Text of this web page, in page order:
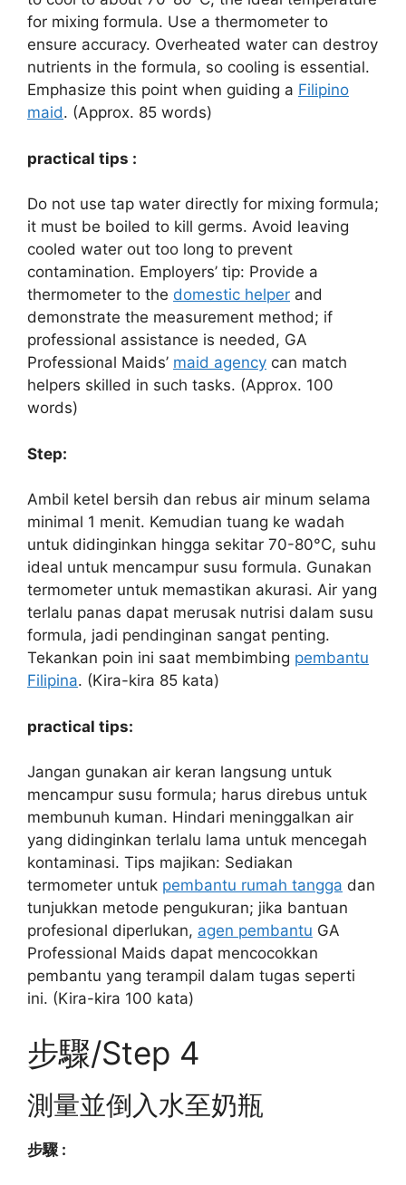
for mixing formula. Use a thermometer to
ensure accuracy. Overheated water can destroy
nutrients in the formula, so cooling is essential.
Emphasize this point when guiding a Filipino
maid. (Approx. 85 words)
practical tips :
Do not use tap water directly for mixing formula;
it must be boiled to kill germs. Avoid leaving
cooled water out too long to prevent
contamination. Employers’ tip: Provide a
thermometer to the domestic helper and
demonstrate the measurement method; if
professional assistance is needed, GA
Professional Maids’ maid agency can match
helpers skilled in such tasks. (Approx. 100
words)
Step:
Ambil ketel bersih dan rebus air minum selama
minimal 1 menit. Kemudian tuang ke wadah
untuk didinginkan hingga sekitar 70-80°C, suhu
ideal untuk mencampur susu formula. Gunakan
termometer untuk memastikan akurasi. Air yang
terlalu panas dapat merusak nutrisi dalam susu
formula, jadi pendinginan sangat penting.
Tekankan poin ini saat membimbing pembantu
Filipina. (Kira-kira 85 kata)
practical tips:
Jangan gunakan air keran langsung untuk
mencampur susu formula; harus direbus untuk
membunuh kuman. Hindari meninggalkan air
yang didinginkan terlalu lama untuk mencegah
kontaminasi. Tips majikan: Sediakan
termometer untuk pembantu rumah tangga dan
tunjukkan metode pengukuran; jika bantuan
profesional diperlukan, agen pembantu GA
Professional Maids dapat mencocokkan
pembantu yang terampil dalam tugas seperti
ini. (Kira-kira 100 kata)
步驟/Step 4
測量並倒入水至奶瓶
步驟 :